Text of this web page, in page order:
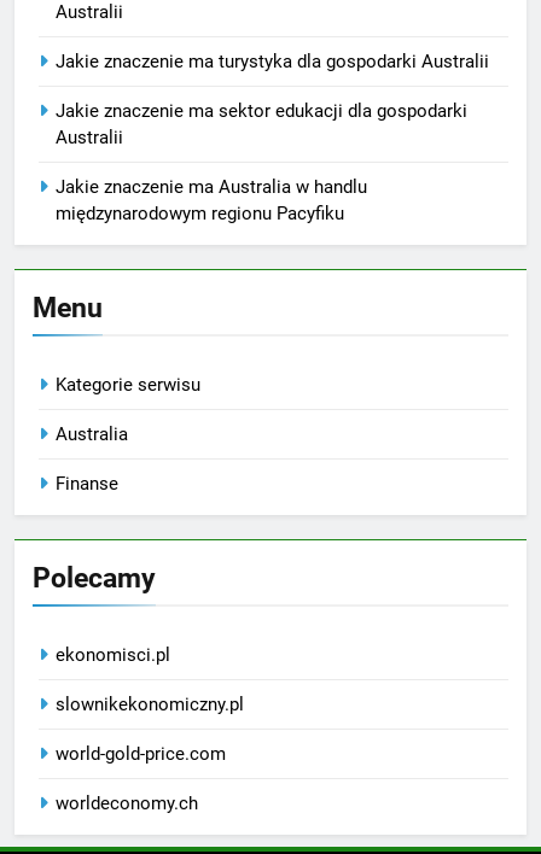
Australii
Jakie znaczenie ma turystyka dla gospodarki Australii
Jakie znaczenie ma sektor edukacji dla gospodarki
Australii
Jakie znaczenie ma Australia w handlu
międzynarodowym regionu Pacyfiku
Menu
Kategorie serwisu
Australia
Finanse
Polecamy
ekonomisci.pl
slownikekonomiczny.pl
world-gold-price.com
worldeconomy.ch